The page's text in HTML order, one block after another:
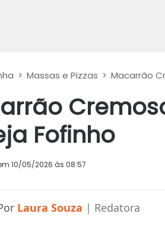
> Massas e Pizzas > Macarrão
Fofinho
10/05/2026 às 08:57
Laura Souza